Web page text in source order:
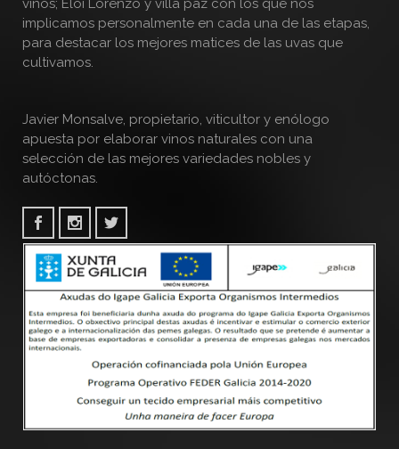
vinos; Eloi Lorenzo y villa paz con los que nos
implicamos personalmente en cada una de las etapas,
para destacar los mejores matices de las uvas que
cultivamos.
Javier Monsalve, propietario, viticultor y enólogo
apuesta por elaborar vinos naturales con una
selección de las mejores variedades nobles y
autóctonas.